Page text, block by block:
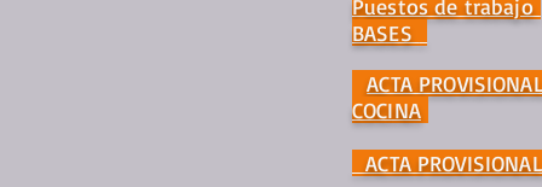
Puestos de trabajo
BASES
ACTA
COCINA
ACTA